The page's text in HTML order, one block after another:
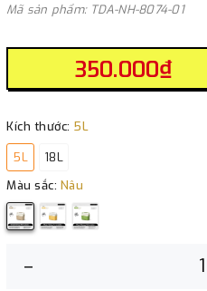
Mã sản phẩm: TDA-NH-8074-01
350.000₫
Kích thước: 5L
5L
18L
Màu sắc: Nâu
–